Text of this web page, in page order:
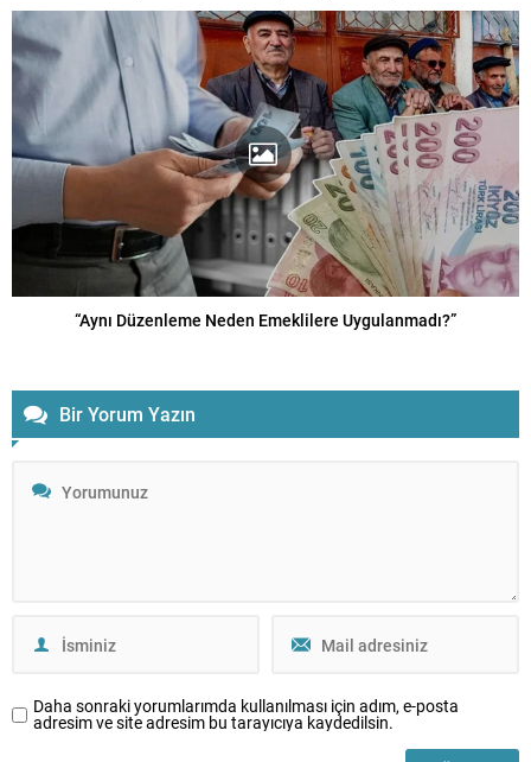
“Aynı Düzenleme Neden Emeklilere Uygulanmadı?”
Bir Yorum Yazın
Daha sonraki yorumlarımda kullanılması için adım, e-posta
adresim ve site adresim bu tarayıcıya kaydedilsin.